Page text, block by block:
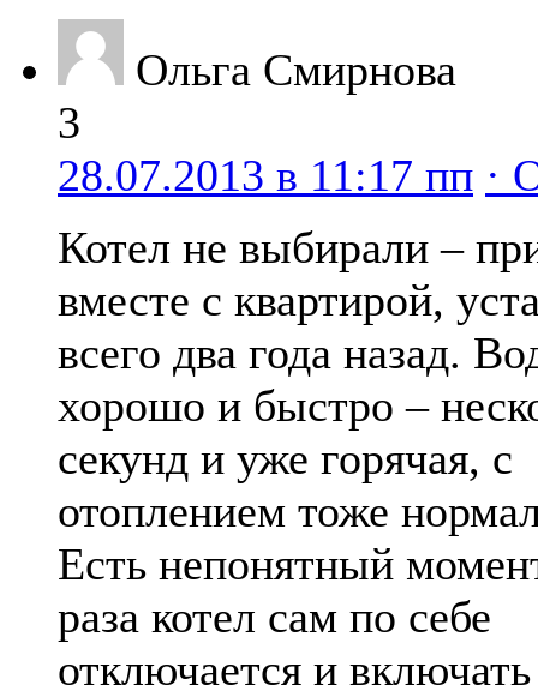
Ольга Смирнова
3
28.07.2013 в 11:17 пп ·
Котел не выбирали –
вместе с квартирой,
всего два года назад.
хорошо и быстро –
секунд и уже горячая, с
отоплением тоже
Есть непонятный
раза котел сам по себе
отключается и включать